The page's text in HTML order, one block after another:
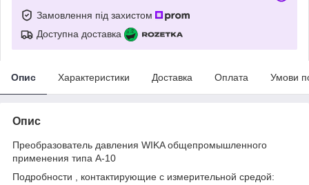
Замовлення під захистом
Доступна доставка
Опис Характеристики Доставка Оплата Умови
Опис
Преобразователь давления WIKA общепромышленного
применения типа A-10
Подробности , контактирующие с измерительной средой: